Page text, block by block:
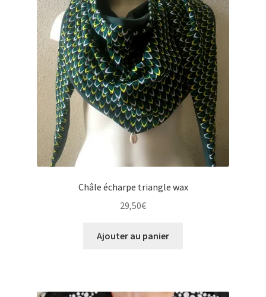
Châle écharpe triangle wax
29,50€
Ajouter au panier